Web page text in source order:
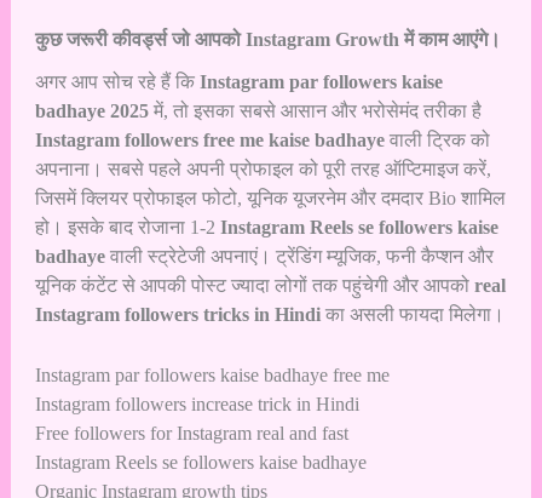
कुछ जरूरी कीवर्ड्स जो आपको Instagram Growth में काम आएंगे।
अगर आप सोच रहे हैं कि Instagram par followers kaise
badhaye 2025में, तो इसका सबसे आसान और भरोसेमंद तरीका है
Instagram followers free me kaise badhayeवाली ट्रिक को
अपनाना। सबसे पहले अपनी प्रोफाइल को पूरी तरह ऑप्टिमाइज करें,
जिसमें क्लियर प्रोफाइल फोटो, यूनिक यूजरनेम और दमदार Bio शामिल
हो। इसके बाद रोजाना 1-2 Instagram Reels se followers kaise
badhayeवाली स्ट्रेटेजी अपनाएं। ट्रेंडिंग म्यूजिक, फनी कैप्शन और
यूनिक कंटेंट से आपकी पोस्ट ज्यादा लोगों तक पहुंचेगी और आपको real
Instagram followers tricks in Hindiका असली फायदा मिलेगा।
Instagram par followers kaise badhaye free me
Instagram followers increase trick in Hindi
Free followers for Instagram real and fast
Instagram Reels se followers kaise badhaye
Organic Instagram growth tips